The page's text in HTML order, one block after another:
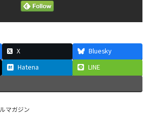
X
Bluesky
Hatena LINE
マガジン